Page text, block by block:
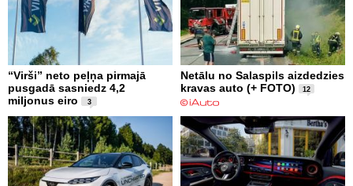
“Virši” neto peļņa pirmajā
pusgadā sasniedz 4,2
miljonus eiro
3
Netālu no Salaspils aizdedzies
kravas auto (+ FOTO)
12